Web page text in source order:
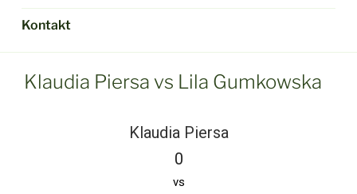
Kontakt
Klaudia Piersa vs Lila Gumkowska
Klaudia Piersa
0
vs